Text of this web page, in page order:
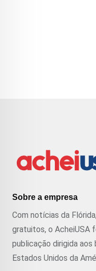
Sobre a empresa
Com notícias da
gratuitos, o AcheiUSA
publicação dirigida
Estados Unidos da